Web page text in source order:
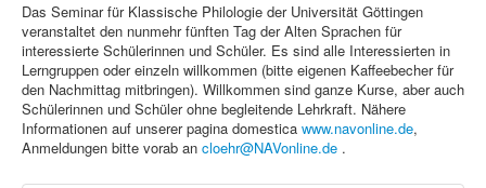
Das Seminar für Klassische Philologie der Universität Göttingen
veranstaltet den nunmehr fünften Tag der Alten Sprachen für
interessierte Schülerinnen und Schüler. Es sind alle Interessierten in
Lerngruppen oder einzeln willkommen (bitte eigenen Kaffeebecher für
den Nachmittag mitbringen). Willkommen sind ganze Kurse, aber auch
Schülerinnen und Schüler ohne begleitende Lehrkraft. Nähere
Informationen auf unserer pagina domestica www.navonline.de,
Anmeldungen bitte vorab an cloehr@NAVonline.de .